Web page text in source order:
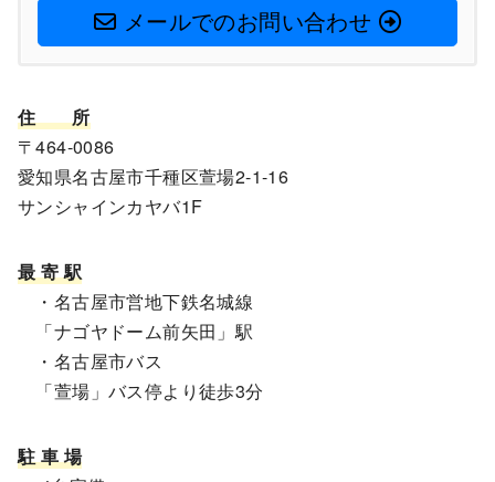
メールでのお問い合わせ
住
所
〒464-0086
愛知県名古屋市千種区萱場2-1-16
サンシャインカヤバ1F
最 寄 駅
・名古屋市営地下鉄名城線
「ナゴヤドーム前矢田」駅
・名古屋市バス
「萱場」バス停より徒歩3分
駐 車 場